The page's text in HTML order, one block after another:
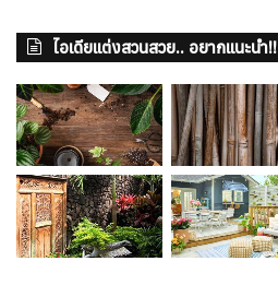
ไอเดียแต่งสวนสวย.. อยากแนะนำ!!